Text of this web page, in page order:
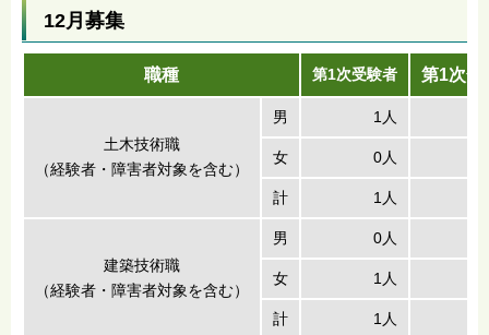
12月募集
職種 第1次受験者 第1次合
土木技術職
（経験者・障害者対象を含む）
男 1人
女 0人
計 1人
建築技術職
（経験者・障害者対象を含む）
男 0人
女 1人
計 1人